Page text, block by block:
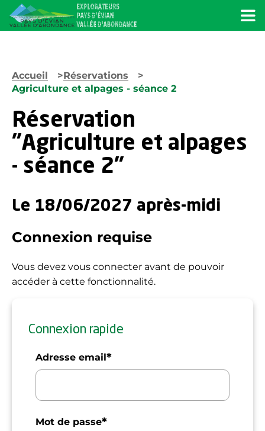
Accueil
Réservations
Agriculture et alpages - séance 2
Réservation
"Agriculture et alpages
- séance 2"
Le 18/06/2027 après-midi
Connexion requise
Vous devez vous connecter avant de pouvoir
accéder à cette fonctionnalité.
Connexion rapide
Adresse email*
Mot de passe*